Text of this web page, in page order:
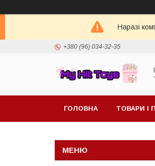
Наразі
+380 (96) 034-32-35
ГОЛОВНА ТОВАРИ І